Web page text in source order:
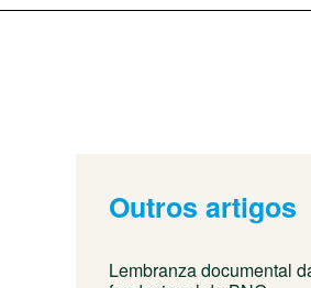
Outros artigos
Lembranza documental